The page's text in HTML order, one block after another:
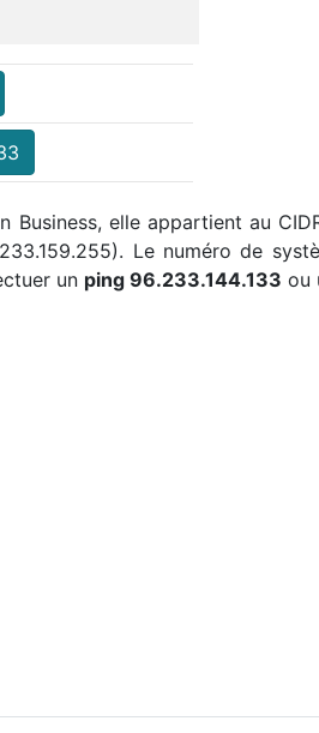
Business, elle appartient au
Le numéro de
un ping 96.233.144.133 ou